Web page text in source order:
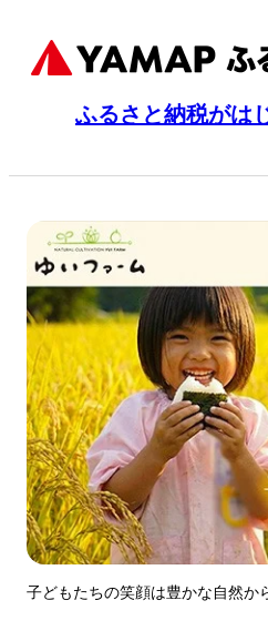
ふるさと納税がは
子どもたちの笑顔は豊かな自然か